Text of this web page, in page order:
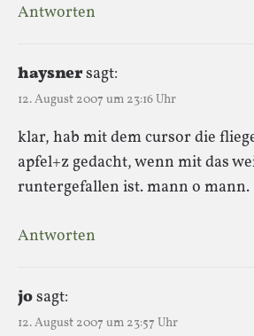
Antworten
haysnersagt:
12. August 2007 um 23:16 Uhr
klar, hab mit dem cursor die
apfel+z gedacht, wenn mit das
runtergefallen ist. mann o mann.
Antworten
josagt:
12. August 2007 um 23:57 Uhr